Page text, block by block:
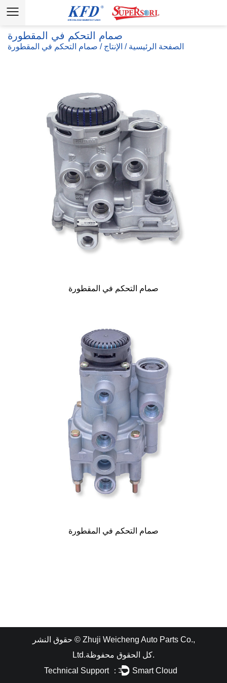
صمام التحكم في المقطورة
الصفحة الرئيسية / الإنتاج / صمام التحكم في المقطورة
صمام التحكم في المقطورة
صمام التحكم في المقطورة
حقوق النشر © Zhuji Weicheng Auto Parts Co.,
Ltd.
كل الحقوق محفوظة.
Technical Support ： Smart Cloud